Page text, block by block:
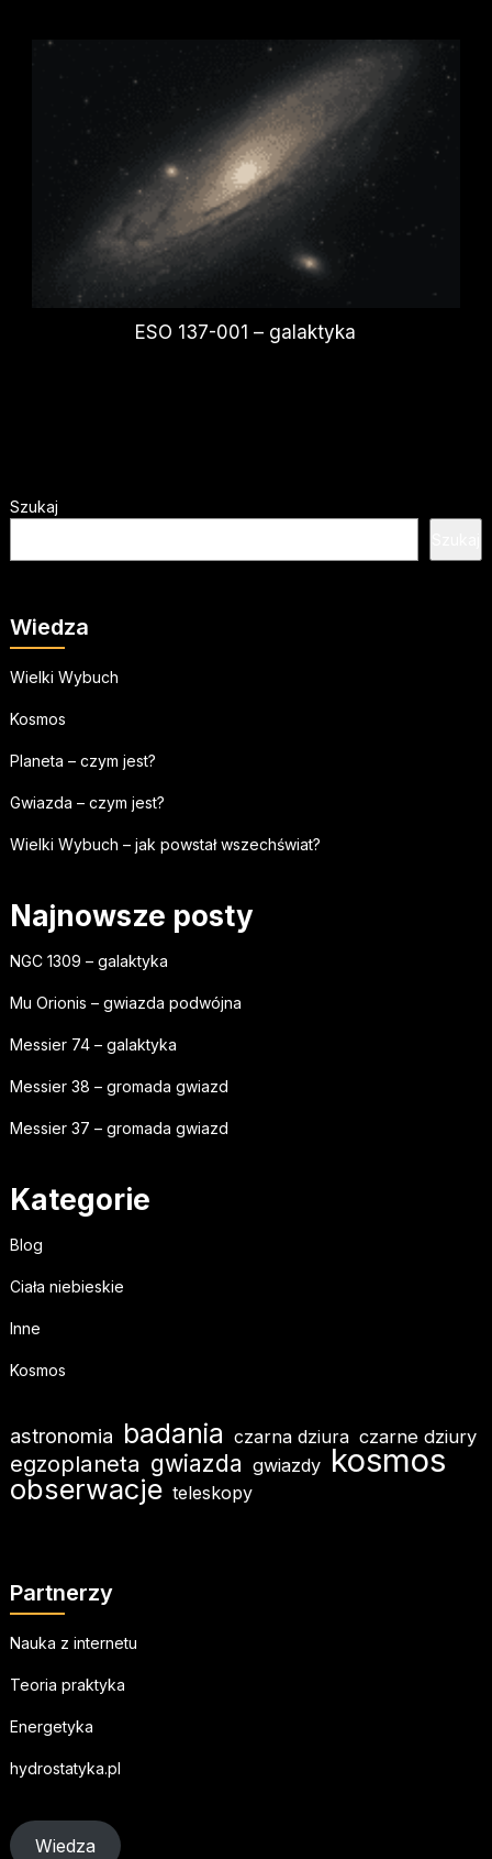
ESO 137-001 – galaktyka
Szukaj
Wiedza
Wielki Wybuch
Kosmos
Planeta – czym jest?
Gwiazda – czym jest?
Wielki Wybuch – jak powstał wszechświat?
Najnowsze posty
NGC 1309 – galaktyka
Mu Orionis – gwiazda podwójna
Messier 74 – galaktyka
Messier 38 – gromada gwiazd
Messier 37 – gromada gwiazd
Kategorie
Blog
Ciała niebieskie
Inne
Kosmos
astronomia badania czarna dziura czarne dziury
egzoplaneta gwiazda gwiazdy kosmos
obserwacje teleskopy
Partnerzy
Nauka z internetu
Teoria praktyka
Energetyka
hydrostatyka.pl
Wiedza